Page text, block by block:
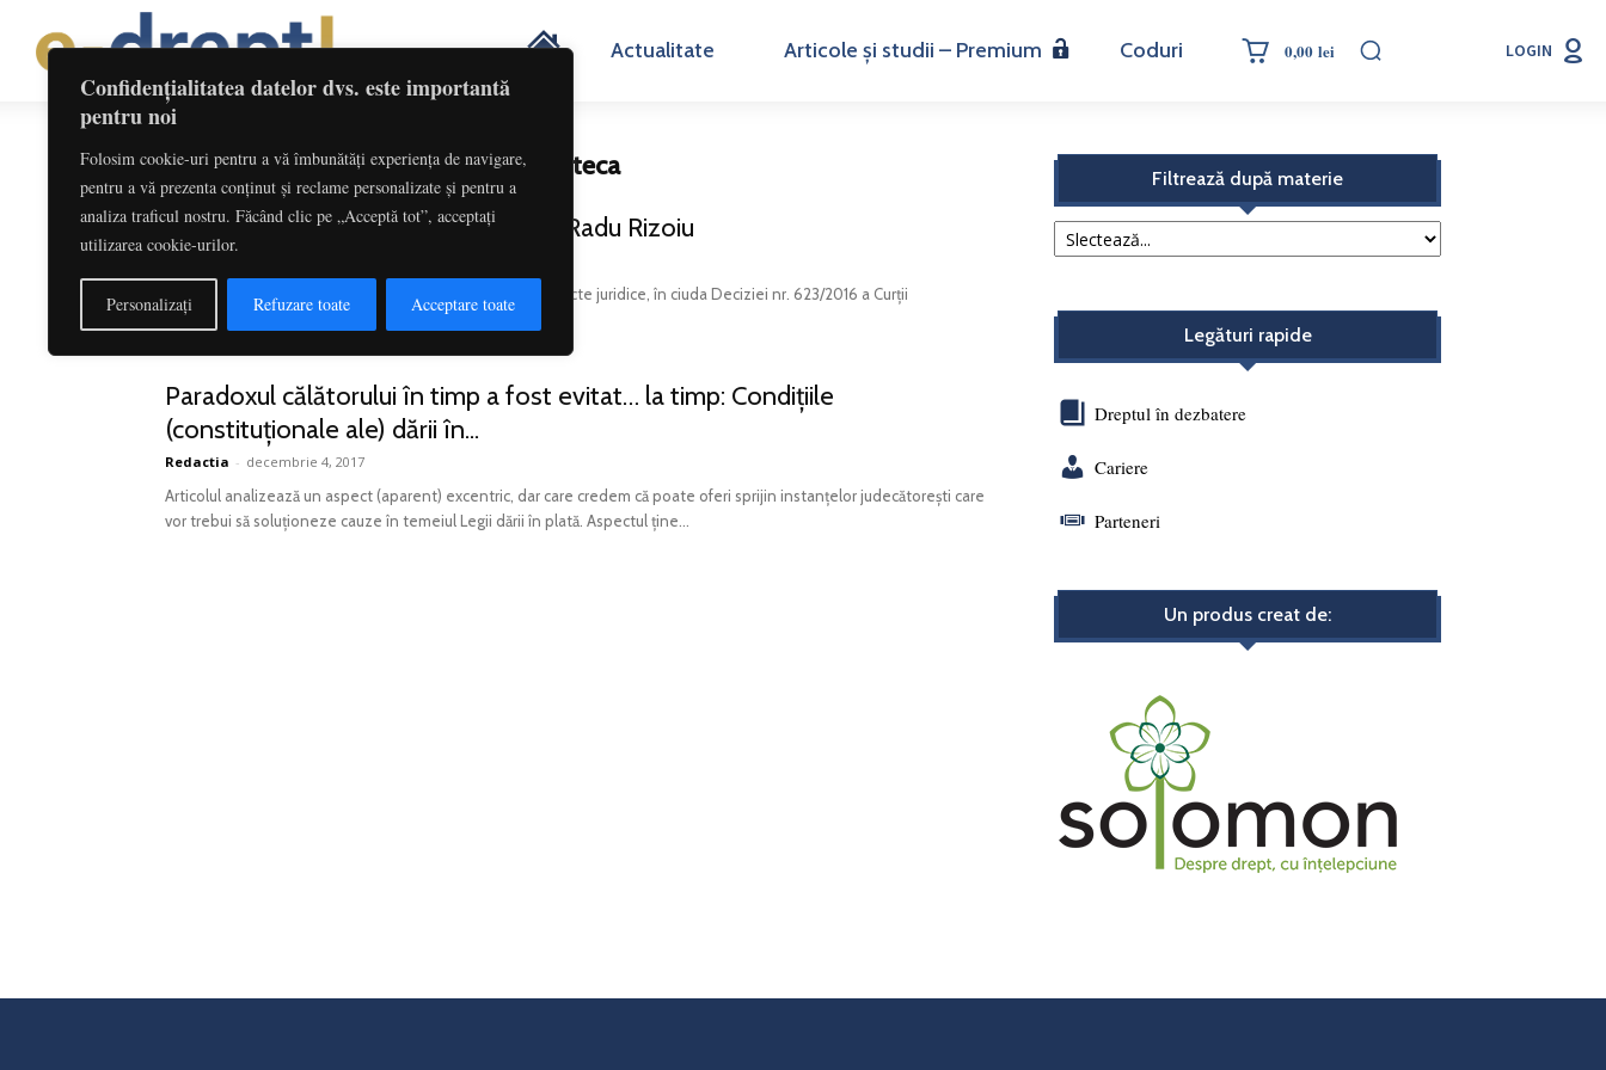
Confidențialitatea datelor dvs. este importantă
pentru noi
Folosim cookie-uri pentru a vă îmbunătăți experiența de navigare,
pentru a vă prezenta conținut și reclame personalizate și pentru a
analiza traficul nostru. Făcând clic pe „Acceptă tot”, acceptați
utilizarea cookie-urilor.
Personalizați Refuzare toate Acceptare toate
H
m
e
Actualitate Articole și studii – Premium Coduri 0,00 lei LOGIN
Etichetă: Scopul Contractului De Ipoteca
Tipic și atipic în Legea dării în plată | Radu Rizoiu
Considerăm că Legea dării în plată continuă să producă efecte juridice, în ciuda Deciziei nr. 623/2016 a Curții
Constituționale. În condițiile...
Paradoxul călătorului în timp a fost evitat… la timp: Condițiile
(constituționale ale) dării în...
Redactia - decembrie 4, 2017
Articolul analizează un aspect (aparent) excentric, dar care credem că poate oferi sprijin instanțelor judecătorești care
vor trebui să soluționeze cauze în temeiul Legii dării în plată. Aspectul ține...
Filtrează după materie
Legături rapide
Dreptul în dezbatere
Cariere
Parteneri
Un produs creat de: